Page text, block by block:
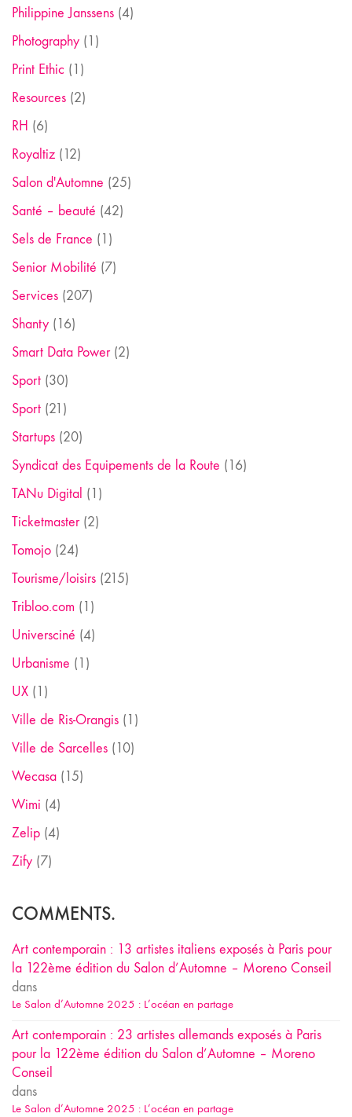
Philippine Janssens (4)
Photography (1)
Print Ethic (1)
Resources (2)
RH (6)
Royaltiz (12)
Salon d'Automne (25)
Santé – beauté (42)
Sels de France (1)
Senior Mobilité (7)
Services (207)
Shanty (16)
Smart Data Power(2)
Sport (30)
Sport (21)
Startups (20)
Syndicat des Equipements de la Route (16)
TANu Digital (1)
Ticketmaster(2)
Tomojo (24)
Tourisme/loisirs (215)
Tribloo.com (1)
Universciné (4)
Urbanisme (1)
UX (1)
Ville de Ris-Orangis (1)
Ville de Sarcelles (10)
Wecasa (15)
Wimi (4)
Zelip (4)
Zify (7)
COMMENTS.
Art contemporain : 13 artistes italiens exposés à Paris pour
la 122ème édition du Salon d’Automne – Moreno Conseil
dans
Le Salon d’Automne 2025 : L’océan en partage
Art contemporain : 23 artistes allemands exposés à Paris
pour la 122ème édition du Salon d’Automne – Moreno
Conseil
dans
Le Salon d’Automne 2025 : L’océan en partage